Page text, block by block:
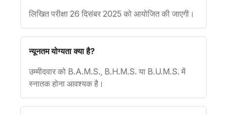
लिखित परीक्षा 26 दिसंबर 2025 को आयोजित की जाएगी।
न्यूनतम योग्यता क्या है?
उम्मीदवार को B.A.M.S., B.H.M.S. या B.U.M.S. में
स्नातक होना आवश्यक है।